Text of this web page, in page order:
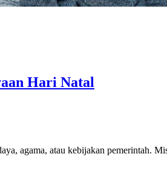
Hari Natal
agama, atau kebijakan